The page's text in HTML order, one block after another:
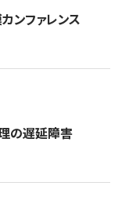
ンファレンス
の遅延障害